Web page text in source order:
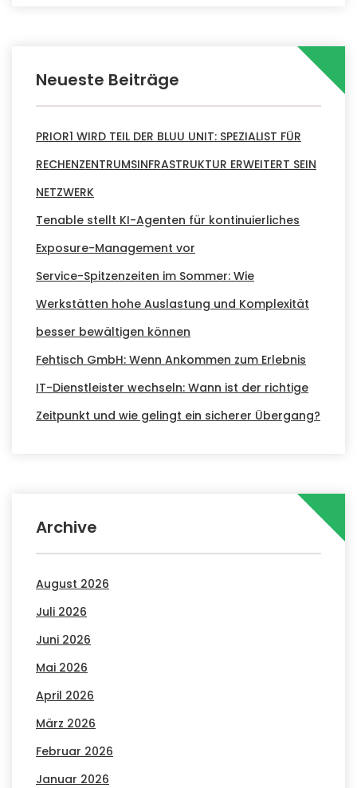
Neueste Beiträge
PRIOR1 WIRD TEIL DER BLUU UNIT: SPEZIALIST FÜR
RECHENZENTRUMSINFRASTRUKTUR ERWEITERT SEIN
NETZWERK
Tenable stellt KI-Agenten für kontinuierliches
Exposure-Management vor
Service-Spitzenzeiten im Sommer: Wie
Werkstätten hohe Auslastung und Komplexität
besser bewältigen können
Fehtisch GmbH: Wenn Ankommen zum Erlebnis
IT-Dienstleister wechseln: Wann ist der richtige
Zeitpunkt und wie gelingt ein sicherer Übergang?
Archive
August 2026
Juli 2026
Juni 2026
Mai 2026
April 2026
März 2026
Februar 2026
Januar 2026